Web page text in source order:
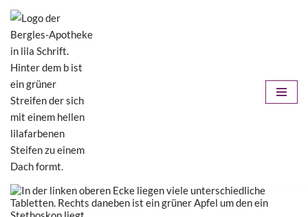
Zum
Inhalt
springen